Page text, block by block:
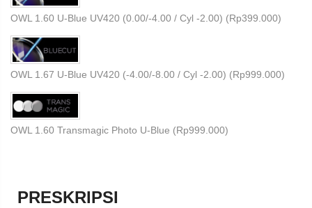
OWL 1.60 U-Blue UV420 (0.00/-4.00 / Cyl -2.00) (Rp399.000)
OWL 1.67 U-Blue UV420 (-4.00/-8.00 / Cyl -2.00) (Rp999.000)
OWL 1.60 Transmagic Photo U-Blue (Rp999.000)
PRESKRIPSI